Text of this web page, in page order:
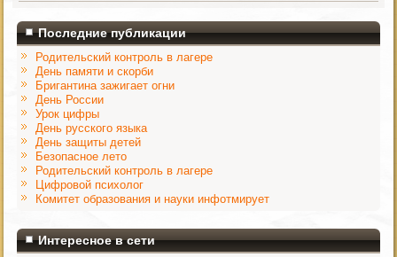
Последние публикации
Родительский контроль в лагере
День памяти и скорби
Бригантина зажигает огни
День России
Урок цифры
День русского языка
День защиты детей
Безопасное лето
Родительский контроль в лагере
Цифровой психолог
Комитет образования и науки инфотмирует
Интересное в сети